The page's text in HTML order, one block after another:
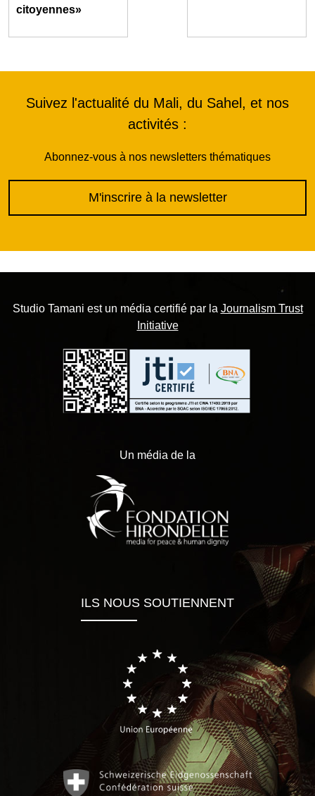
citoyennes»
Suivez l'actualité du Mali, du Sahel, et nos
activités :
Abonnez-vous à nos newsletters thématiques
M'inscrire à la newsletter
Studio Tamani est un média certifié par la Journalism Trust
Initiative
Un média de la
ILS NOUS SOUTIENNENT